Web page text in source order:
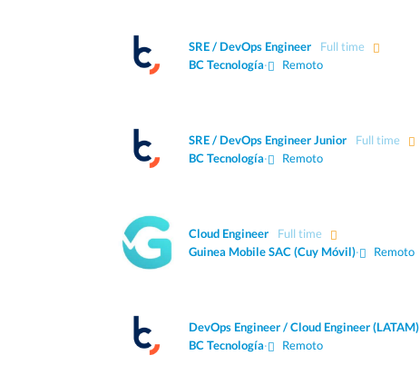
SRE / DevOps Engineer
Full time
BC Tecnología· Remoto
SRE / DevOps Engineer Junior
Full time
BC Tecnología· Remoto
Cloud Engineer
Full time
Guinea Mobile SAC (Cuy Móvil)· Remoto
DevOps Engineer / Cloud Engineer (LATAM)
BC Tecnología· Remoto